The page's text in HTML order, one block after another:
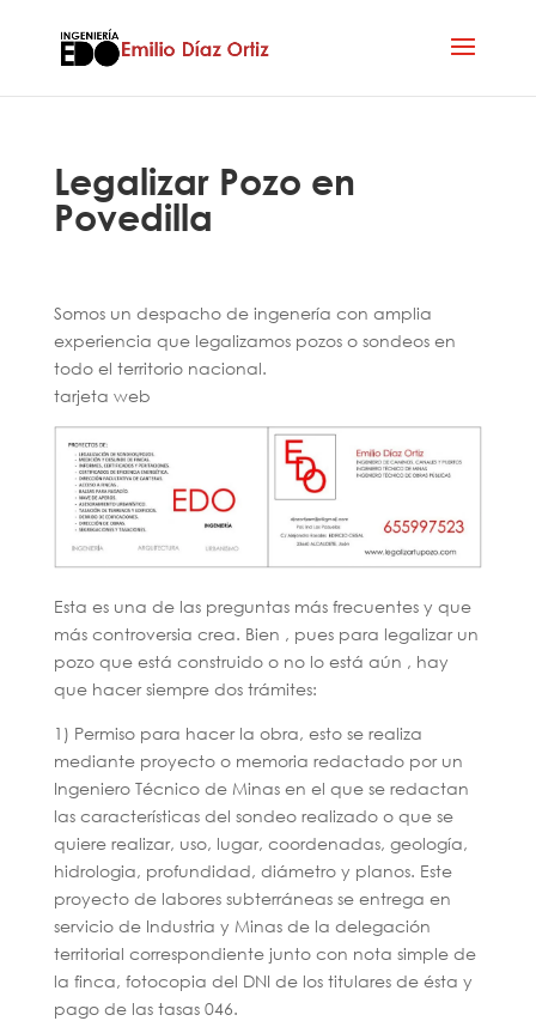
Legalizar Pozo en
Povedilla
Somos un despacho de ingenería con amplia
experiencia que legalizamos pozos o sondeos en
todo el territorio nacional.
tarjeta web
Esta es una de las preguntas más frecuentes y que
más controversia crea. Bien , pues para legalizar un
pozo que está construido o no lo está aún , hay
que hacer siempre dos trámites:
1) Permiso para hacer la obra, esto se realiza
mediante proyecto o memoria redactado por un
Ingeniero Técnico de Minas en el que se redactan
las características del sondeo realizado o que se
quiere realizar, uso, lugar, coordenadas, geología,
hidrologia, profundidad, diámetro y planos. Este
proyecto de labores subterráneas se entrega en
servicio de Industria y Minas de la delegación
territorial correspondiente junto con nota simple de
la finca, fotocopia del DNI de los titulares de ésta y
pago de las tasas 046.